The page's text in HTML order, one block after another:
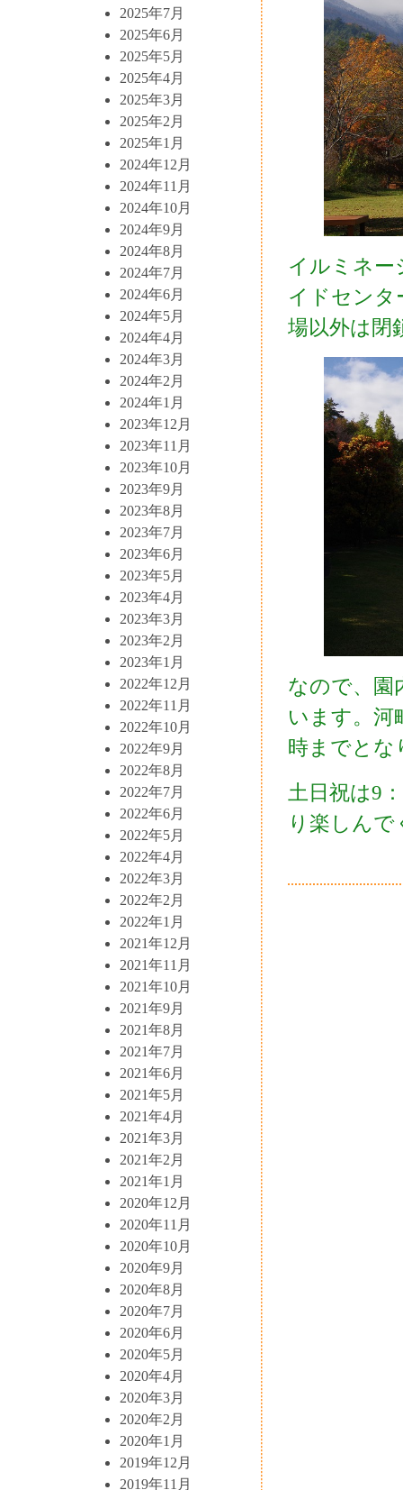
2025年7月
2025年6月
2025年5月
2025年4月
2025年3月
2025年2月
2025年1月
2024年12月
2024年11月
2024年10月
2024年9月
2024年8月
2024年7月
2024年6月
2024年5月
2024年4月
2024年3月
2024年2月
2024年1月
2023年12月
2023年11月
2023年10月
2023年9月
2023年8月
2023年7月
2023年6月
2023年5月
2023年4月
2023年3月
2023年2月
2023年1月
2022年12月
2022年11月
2022年10月
2022年9月
2022年8月
2022年7月
2022年6月
2022年5月
2022年4月
2022年3月
2022年2月
2022年1月
2021年12月
2021年11月
2021年10月
2021年9月
2021年8月
2021年7月
2021年6月
2021年5月
2021年4月
2021年3月
2021年2月
2021年1月
2020年12月
2020年11月
2020年10月
2020年9月
2020年8月
2020年7月
2020年6月
2020年5月
2020年4月
2020年3月
2020年2月
2020年1月
2019年12月
2019年11月
イルミネー
イドセンタ
場以外は閉
なので、園
います。河
時までとな
土日祝は9
り楽しん